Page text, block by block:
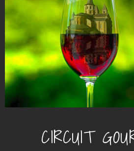
CIRCUIT